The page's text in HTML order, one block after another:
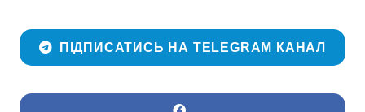
ПІДПИСАТИСЬ НА TELEGRAM КАНАЛ